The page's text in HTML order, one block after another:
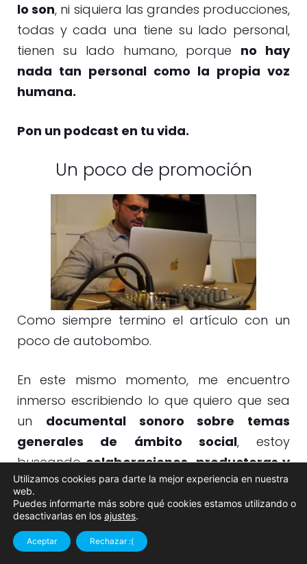
Contacta
conmigo
lo son, ni siquiera las grandes producciones,
todas y cada una tiene su lado personal,
tienen su lado humano, porque no hay
nada tan personal como la propia voz
humana.
Pon un podcast en tu vida.
Un poco de promoción
Como siempre termino el artículo con un
poco de autobombo.
En este mismo momento, me encuentro
inmerso escribiendo lo que quiero que sea
un documental sonoro sobre temas
generales de ámbito social, estoy
buscandocolaboraciones, productoras y
patrocinadores que puedan ayudarme a
conseguir este reto.
(Actualizado a 2020) Lo conseguí, una gran
Utilizamos cookies para darte la mejor experiencia en nuestra
web.
Puedes informarte más sobre qué cookies estamos utilizando o
desactivarlas en los ajustes.
Aceptar Rechazar :(